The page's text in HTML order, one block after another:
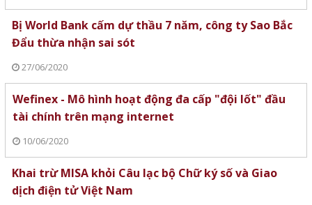
Bị World Bank cấm dự thầu 7 năm, công ty Sao Bắc
Đẩu thừa nhận sai sót
27/06/2020
Wefinex - Mô hình hoạt động đa cấp "đội lốt" đầu
tài chính trên mạng internet
10/06/2020
Khai trừ MISA khỏi Câu lạc bộ Chữ ký số và Giao
dịch điện tử Việt Nam